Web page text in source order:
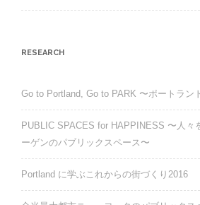
RESEARCH
Go to Portland, Go to PARK 〜ポートラン
PUBLIC SPACES for HAPPINESS 〜人々
ーゲンのパブリックスペース〜
Portland に学ぶこれからの街づくり2016